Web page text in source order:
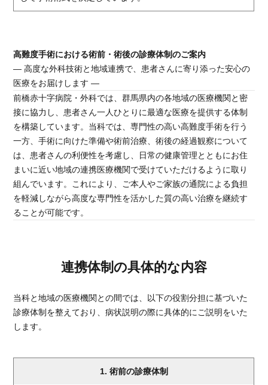
高難度手術における術前・術後の診療体制のご案内
― 高度な外科技術と地域連携で、患者さんに寄り添った安心の
医療をお届けします ―
前橋赤十字病院・外科では、群馬県内の各地域の医療機関と密
接に協力し、患者さん一人ひとりに最適な医療を提供する体制
を構築しています。当科では、専門性の高い高難度手術を行う
一方、手術に向けた準備や術前治療、術後の経過観察について
は、患者さんの利便性を考慮し、日常の健康管理とともにお住
まいに近い地域の連携医療機関で受けていただけるように取り
組んでいます。これにより、ご本人やご家族の通院による負担
を軽減しながら高度な専門性を活かした質の高い治療を継続す
ることが可能です。
連携体制の具体的な内容
当科と地域の医療機関との間では、以下の役割分担に基づいた
診療体制を整えており、病状説明の際に具体的にご説明をいた
します。
1. 術前の診療体制